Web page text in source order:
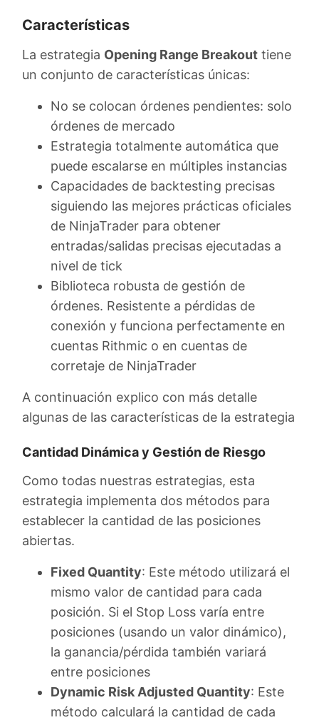
Características
La estrategia Opening Range Breakout tiene
un conjunto de características únicas:
No se colocan órdenes pendientes: solo
órdenes de mercado
Estrategia totalmente automática que
puede escalarse en múltiples instancias
Capacidades de backtesting precisas
siguiendo las mejores prácticas oficiales
de NinjaTrader para obtener
entradas/salidas precisas ejecutadas a
nivel de tick
Biblioteca robusta de gestión de
órdenes. Resistente a pérdidas de
conexión y funciona perfectamente en
cuentas Rithmic o en cuentas de
corretaje de NinjaTrader
A continuación explico con más detalle
algunas de las características de la estrategia
Cantidad Dinámica y Gestión de Riesgo
Como todas nuestras estrategias, esta
estrategia implementa dos métodos para
establecer la cantidad de las posiciones
abiertas.
Fixed Quantity: Este método utilizará el
mismo valor de cantidad para cada
posición. Si el Stop Loss varía entre
posiciones (usando un valor dinámico),
la ganancia/pérdida también variará
entre posiciones
Dynamic Risk Adjusted Quantity: Este
método calculará la cantidad de cada